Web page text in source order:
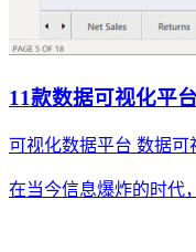
11款数据可视化平
可视化数据平台 数据可
在当今信息爆炸的时代